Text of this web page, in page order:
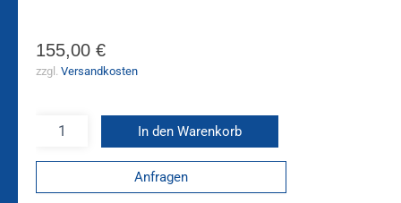
155,00 €
zzgl. Versandkosten
In den Warenkorb
Anfragen